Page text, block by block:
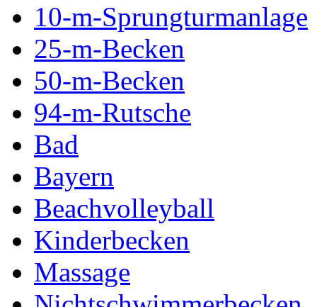
10-m-Sprungturmanlage
25-m-Becken
50-m-Becken
94-m-Rutsche
Bad
Bayern
Beachvolleyball
Kinderbecken
Massage